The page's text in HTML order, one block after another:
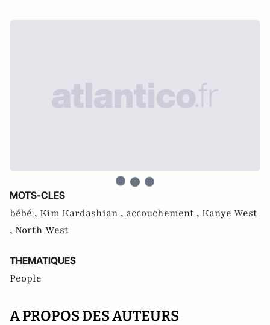
MOTS-CLES
bébé , Kim Kardashian , accouchement , Kanye West
, North West
THEMATIQUES
People
A PROPOS DES AUTEURS